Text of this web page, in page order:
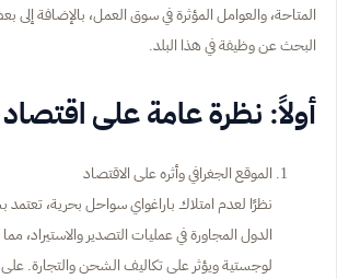
المتاحة، والعوامل المؤثرة في سوق العمل، بالإضافة إلى
البحث عن وظيفة في هذا البلد.
أولاً: نظرة عامة على اقتصاد
الموقع الجغرافي وأثره على الاقتصاد
نظرًا لعدم امتلاك باراغواي سواحل بحرية،
الدول المجاورة في عمليات التصدير والاستيراد،
لوجستية ويؤثر على تكاليف الشحن والتجارة.